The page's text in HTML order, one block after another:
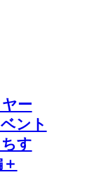
ー
ント
す